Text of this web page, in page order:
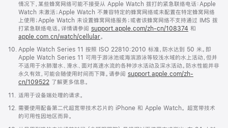
情况下，某些蜂窝网络可能不接受从 Apple Watch 拨打的紧急联络电话：Apple
Watch 未激活；Apple Watch 不兼容特定的蜂窝网络或未配置在特定蜂窝网络
上使用；Apple Watch 未设置蜂窝网络服务；或者该蜂窝网络不支持通过 IMS 拨
打紧急联络电话。详情请参阅 support.apple.com/zh-cn/108374 (在
口
中
打
开)
和
apple.com.cn/watch/cellular。
脚
10.
Apple Watch Series 11 按照 ISO 22810:2010 标准，防水达到 50 米。即
Apple Watch Series 11 可用于游泳池或海滨游泳等较浅水域的水上活动，但并
不适用于水肺潜水、滑水、面对高速水流的各种涉水活动及深水活动。防水性能并非
永久有效，可能会随使用时间而下降。请参阅 support.apple.com/zh-
cn/109522 了解更多信息。
脚
11. 适用于设备端处理的请求。
脚
12. 需要使用配备第二代超宽带技术芯片的 iPhone 和 Apple Watch。 超宽带技术
的可用性因地区而异。